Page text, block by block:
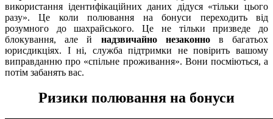
використання ідентифікаційних даних дідуся «тільки цього
разу». Це коли полювання на бонуси переходить від
розумного до шахрайського. Це не тільки призведе до
блокування, але й надзвичайно незаконнов багатьох
юрисдикціях. І ні, служба підтримки не повірить вашому
виправданню про «спільне проживання». Вони посміються, а
потім забанять вас.
Ризики полювання на бонуси